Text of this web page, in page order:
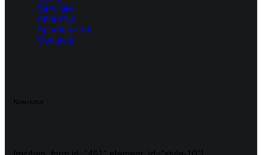
Services
About Us
Appointment
Contacts
Newsletter